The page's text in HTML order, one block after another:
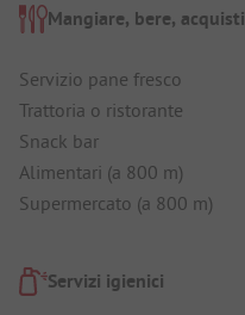
Mangiare, bere, acquisti
Servizio pane fresco
Trattoria o ristorante
Snack bar
Alimentari (a 800 m)
Supermercato (a 800 m)
Servizi igienici